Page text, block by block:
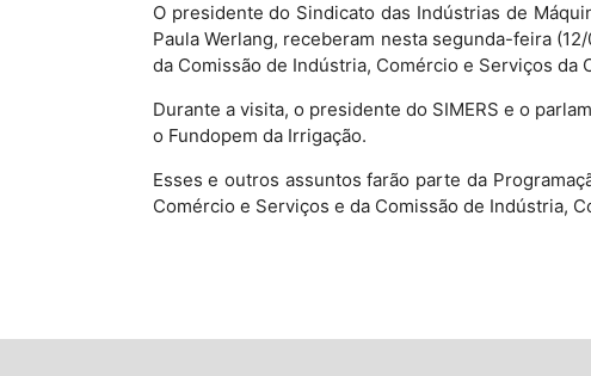
O presidente do Sindicato das Indústrias de
Paula Werlang, receberam nesta segunda-feira
da Comissão de Indústria, Comércio e Serviços da
Durante a visita, o presidente do SIMERS e o
o Fundopem da Irrigação.
Esses e outros assuntos farão parte da
Comércio e Serviços e da Comissão de Indústria,